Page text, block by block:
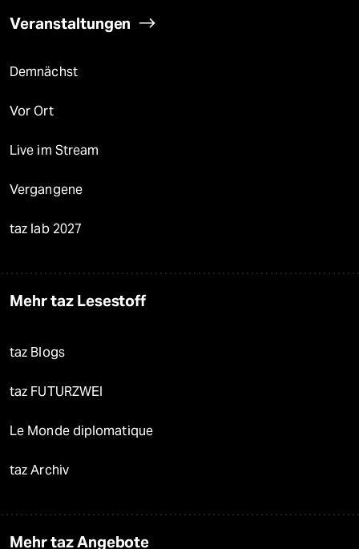
Veranstaltungen
Demnächst
Vor Ort
Live im Stream
Vergangene
taz lab 2027
Mehr taz Lesestoff
taz Blogs
taz FUTURZWEI
Le Monde diplomatique
taz Archiv
Mehr taz Angebote